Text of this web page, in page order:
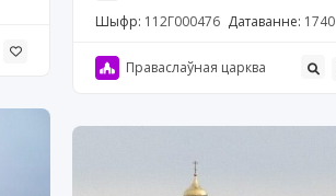
Шыфр: 112Г000476 Датаванне: 1740
Праваслаўная царква